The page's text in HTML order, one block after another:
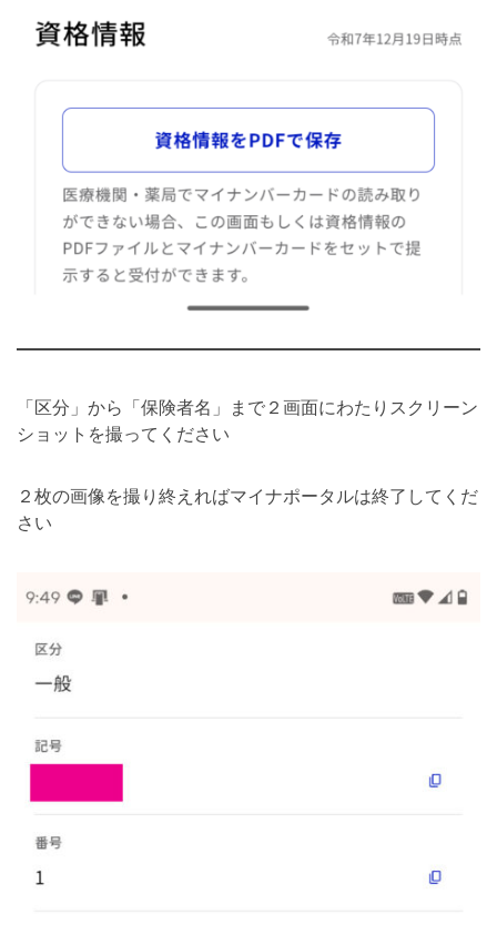
「区分」から「保険者名」まで２画面にわたりスクリーン
ショットを撮ってください
２枚の画像を撮り終えればマイナポータルは終了してくだ
さい